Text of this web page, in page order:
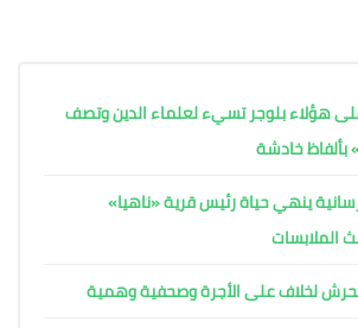
هؤلاء بلوجر تسيء لعلماء الدين وتصف
بألفاظ خادشة
ينهي حياة رئيس قرية «ناهيا»
الملابسات
لخلاف على الأجرة وصحفية وهمية